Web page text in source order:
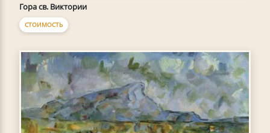
Гора св. Виктории
СТОИМОСТЬ